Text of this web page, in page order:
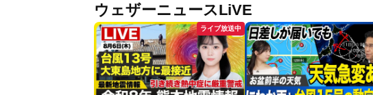
ウェザーニュースLiVE
ライブ放送中